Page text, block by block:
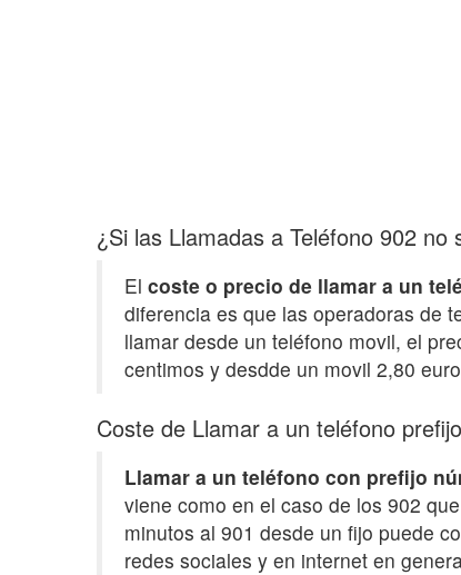
¿Si las Llamadas a Teléfono 902
El coste o precio de llamar a un
diferencia es que las operadoras de
llamar desde un teléfono movil, el
centimos y desdde un movil 2,80
Coste de Llamar a un teléfono
Llamar a un teléfono con prefijo
viene como en el caso de los 902
minutos al 901 desde un fijo puede
redes sociales y en internet en